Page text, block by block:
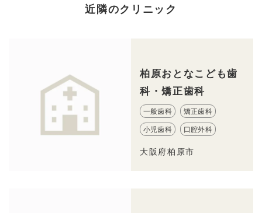
近隣のクリニック
柏原おとなこども歯
科・矯正歯科
一般歯科 矯正歯科
小児歯科 口腔外科
大阪府柏原市